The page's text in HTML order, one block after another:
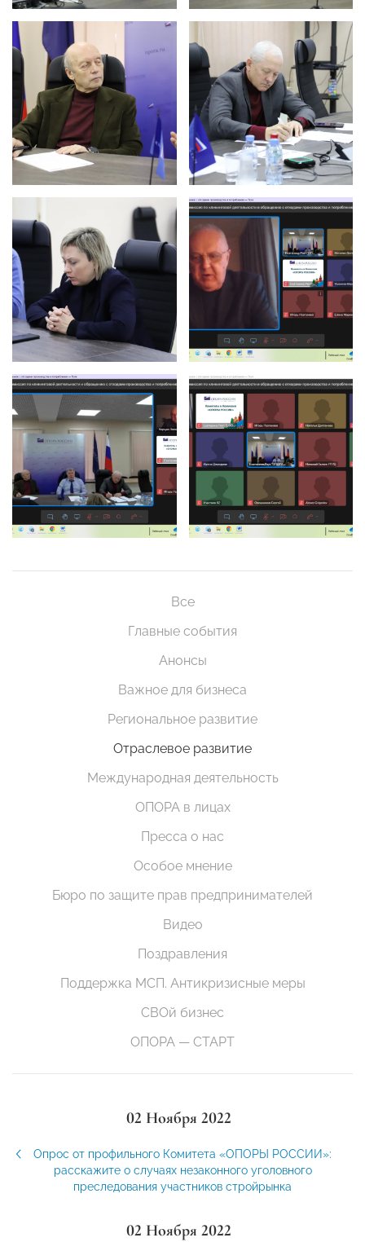
Все
Главные события
Анонсы
Важное для бизнеса
Региональное развитие
Отраслевое развитие
Международная деятельность
ОПОРА в лицах
Пресса о нас
Особое мнение
Бюро по защите прав предпринимателей
Видео
Поздравления
Поддержка МСП. Антикризисные меры
СВОй бизнес
ОПОРА — СТАРТ
02 Ноября 2022
Опрос от профильного Комитета «ОПОРЫ РОССИИ»:
расскажите о случаях незаконного уголовного
преследования участников стройрынка
02 Ноября 2022